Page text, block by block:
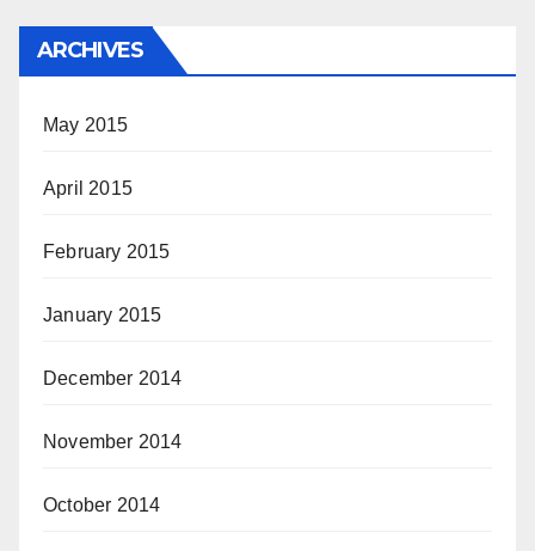
ARCHIVES
May 2015
April 2015
February 2015
January 2015
December 2014
November 2014
October 2014